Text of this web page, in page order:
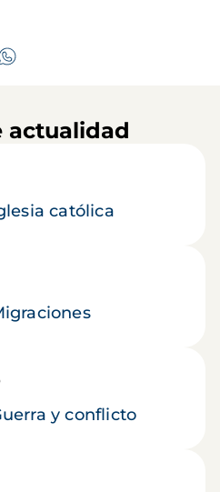
actualidad
católica
y conflicto